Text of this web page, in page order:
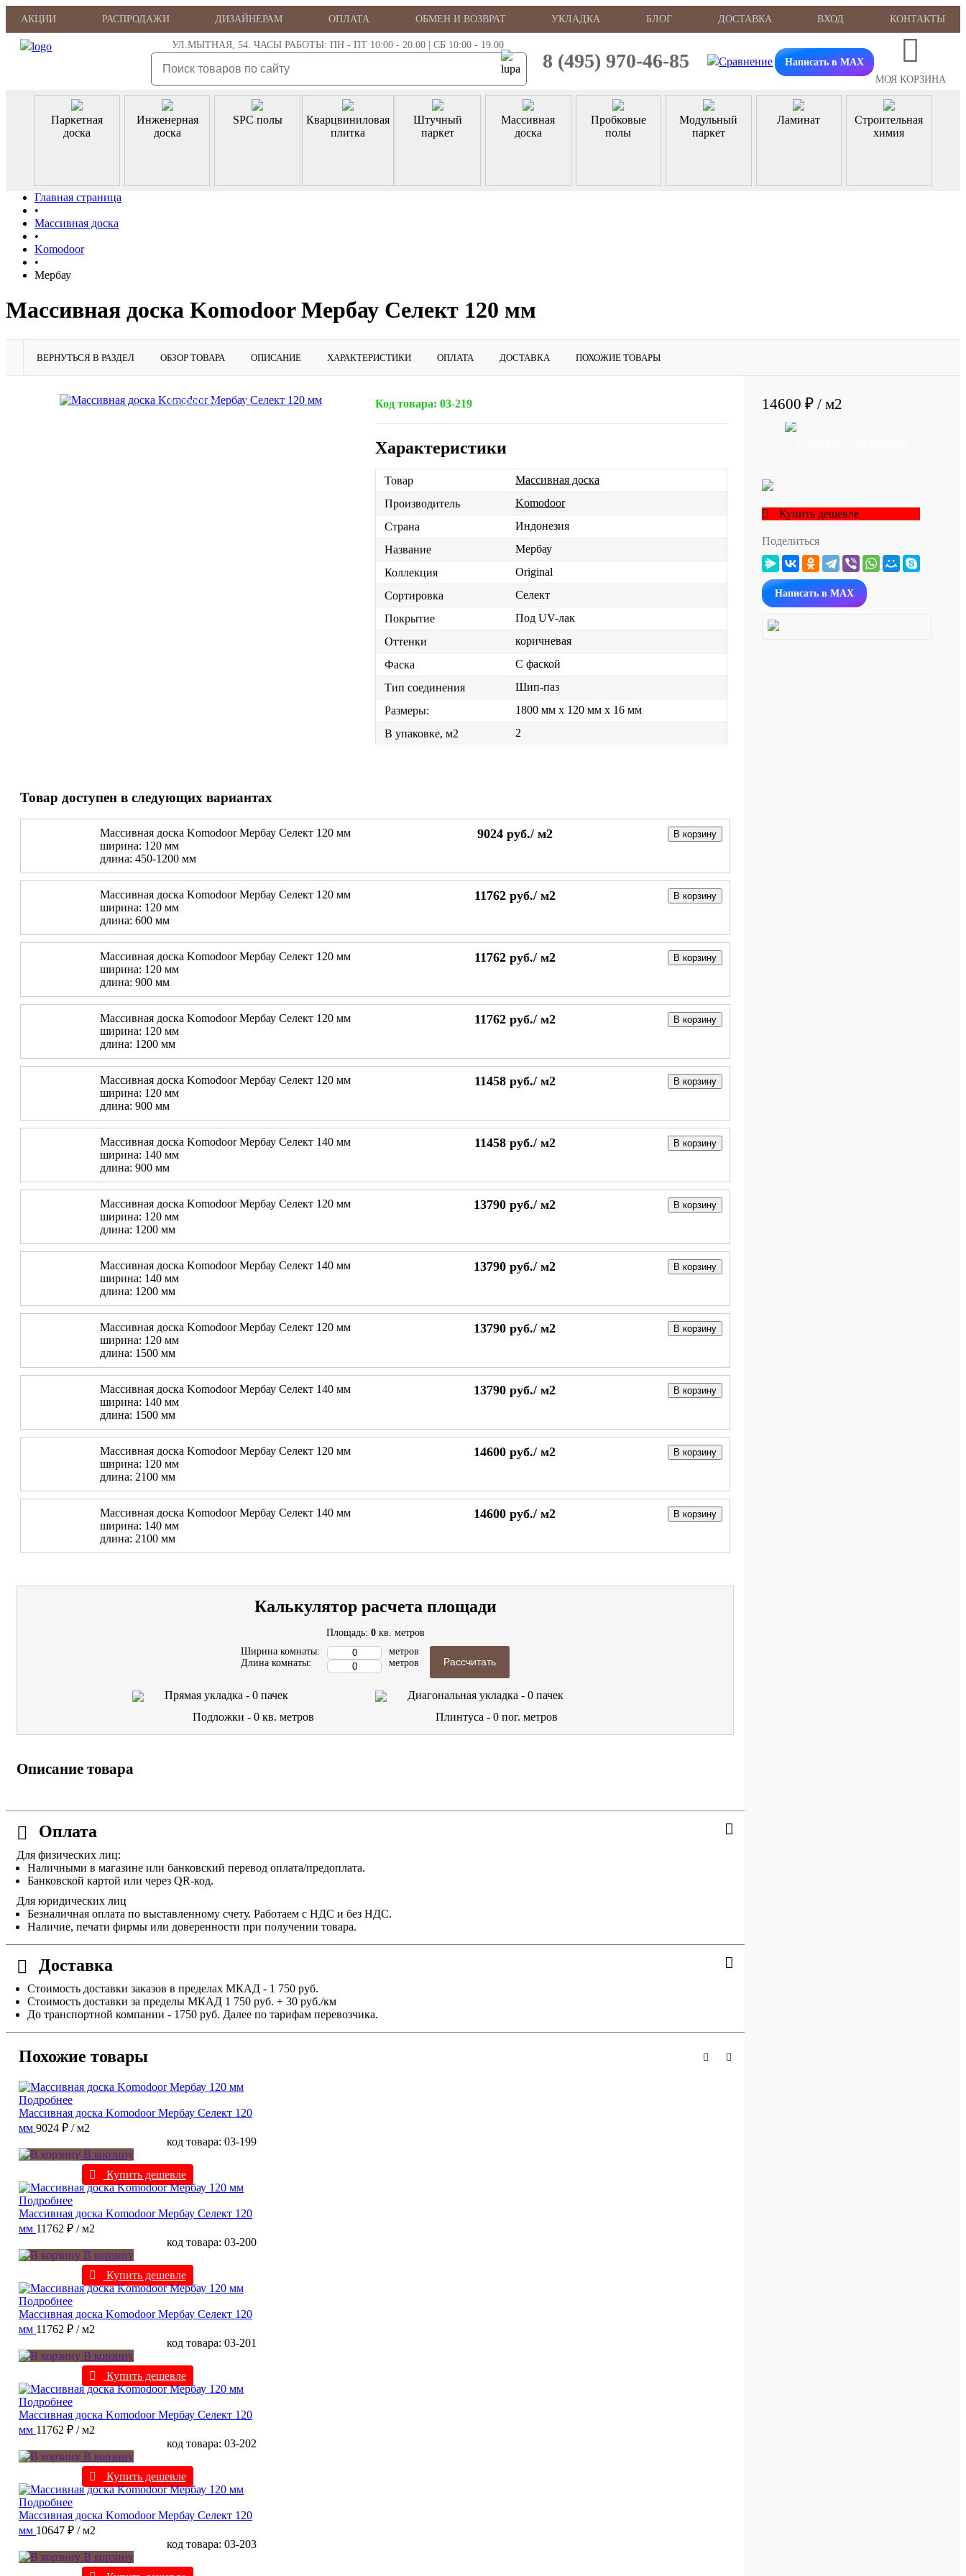
АКЦИИ РАСПРОДАЖИ ДИЗАЙНЕРАМ ОПЛАТА ОБМЕН И ВОЗВРАТ УКЛАДКА БЛОГ ДОСТАВКА ВХОД КОНТАКТЫ
УЛ.МЫТНАЯ, 54. ЧАСЫ РАБОТЫ: ПН - ПТ 10:00 - 20.00 | СБ 10:00 - 19.00
8 (495) 970-46-85
Написать в MAX
МОЯ КОРЗИНА
Паркетная
доска
Инженерная
доска
SPC полы
Кварцвиниловая
плитка
Штучный
паркет
Массивная
доска
Пробковые
полы
Модульный
паркет
Ламинат
Строительная
химия
Главная страница
•
Массивная доска
•
Komodoor
•
Мербау
Массивная доска Komodoor Мербау Селект 120 мм
ВЕРНУТЬСЯ В РАЗДЕЛ ОБЗОР ТОВАРА ОПИСАНИЕ ХАРАКТЕРИСТИКИ ОПЛАТА ДОСТАВКА ПОХОЖИЕ ТОВАРЫ
Подробнее Код товара: 03-219
Характеристики
Товар
Массивная доска
Производитель
Komodoor
Страна
Индонезия
Название
Мербау
Коллекция
Original
Сортировка
Селект
Покрытие
Под UV-лак
Оттенки
коричневая
Фаска
С фаской
Тип соединения
Шип-паз
Размеры:
1800 мм x 120 мм x 16 мм
В упаковке, м2
2
Товар доступен в следующих вариантах
Массивная доска Komodoor Мербау Селект 120 мм
ширина: 120 мм
длина: 450-1200 мм
9024 руб./ м2 В корзину
Массивная доска Komodoor Мербау Селект 120 мм
ширина: 120 мм
длина: 600 мм
11762 руб./ м2 В корзину
Массивная доска Komodoor Мербау Селект 120 мм
ширина: 120 мм
длина: 900 мм
11762 руб./ м2 В корзину
Массивная доска Komodoor Мербау Селект 120 мм
ширина: 120 мм
длина: 1200 мм
11762 руб./ м2 В корзину
Массивная доска Komodoor Мербау Селект 120 мм
ширина: 120 мм
длина: 900 мм
11458 руб./ м2 В корзину
Массивная доска Komodoor Мербау Селект 140 мм
ширина: 140 мм
длина: 900 мм
11458 руб./ м2 В корзину
Массивная доска Komodoor Мербау Селект 120 мм
ширина: 120 мм
длина: 1200 мм
13790 руб./ м2 В корзину
Массивная доска Komodoor Мербау Селект 140 мм
ширина: 140 мм
длина: 1200 мм
13790 руб./ м2 В корзину
Массивная доска Komodoor Мербау Селект 120 мм
ширина: 120 мм
длина: 1500 мм
13790 руб./ м2 В корзину
Массивная доска Komodoor Мербау Селект 140 мм
ширина: 140 мм
длина: 1500 мм
13790 руб./ м2 В корзину
Массивная доска Komodoor Мербау Селект 120 мм
ширина: 120 мм
длина: 2100 мм
14600 руб./ м2 В корзину
Массивная доска Komodoor Мербау Селект 140 мм
ширина: 140 мм
длина: 2100 мм
14600 руб./ м2 В корзину
Калькулятор расчета площади
Площадь: 0 кв. метров
Ширина комнаты:
Длина комнаты:
метров
метров
Рассчитать
Прямая укладка - 0 пачек Диагональная укладка - 0 пачек
Подложки -0кв. метров Плинтуса -0пог. метров
Описание товара
Оплата
Для физических лиц:
Наличными в магазине или банковский перевод оплата/предоплата.
Банковской картой или через QR-код.
Для юридических лиц
Безналичная оплата по выставленному счету. Работаем с НДС и без НДС.
Наличие, печати фирмы или доверенности при получении товара.
Доставка
Стоимость доставки заказов в пределах МКАД - 1 750 руб.
Стоимость доставки за пределы МКАД 1 750 руб. + 30 руб./км
До транспортной компании - 1750 руб. Далее по тарифам перевозчика.
Похожие товары
Подробнее
Массивная доска Komodoor Мербау Селект 120
мм 9024 ₽ / м2
код товара: 03-199
В корзину
Купить дешевле
Подробнее
Массивная доска Komodoor Мербау Селект 120
мм 11762 ₽ / м2
код товара: 03-200
В корзину
Купить дешевле
Подробнее
Массивная доска Komodoor Мербау Селект 120
мм 11762 ₽ / м2
код товара: 03-201
В корзину
Купить дешевле
Подробнее
Массивная доска Komodoor Мербау Селект 120
мм 11762 ₽ / м2
код товара: 03-202
В корзину
Купить дешевле
Подробнее
Массивная доска Komodoor Мербау Селект 120
мм 10647 ₽ / м2
код товара: 03-203
В корзину
14600 ₽ / м2
Купить дешевле
Поделиться
Написать в MAX